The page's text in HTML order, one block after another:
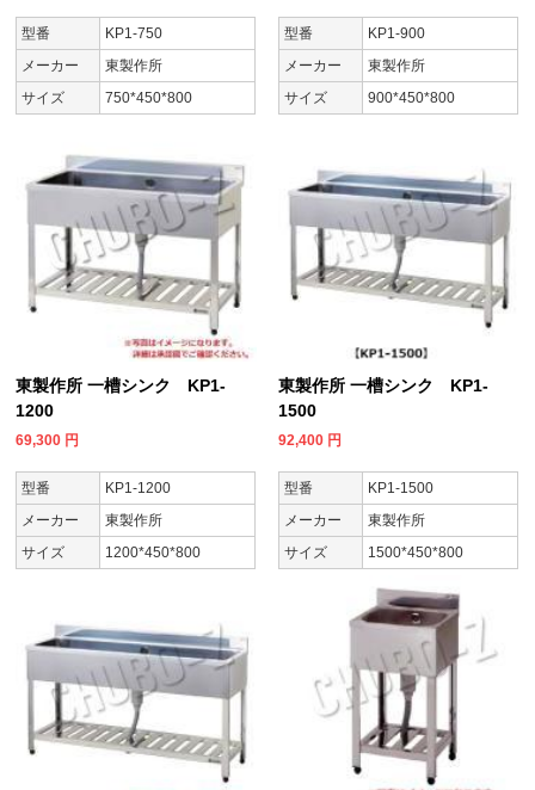
型番
KP1-750
メーカー
東製作所
サイズ
750*450*800
型番
KP1-900
メーカー
東製作所
サイズ
900*450*800
東製作所 一槽シンク KP1-
1200
69,300 円
型番
KP1-1200
メーカー
東製作所
サイズ
1200*450*800
東製作所 一槽シンク KP1-
1500
92,400 円
型番
KP1-1500
メーカー
東製作所
サイズ
1500*450*800